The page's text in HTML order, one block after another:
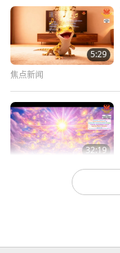
5:29
焦点新闻
32:19
关于地球的古预言
32:43